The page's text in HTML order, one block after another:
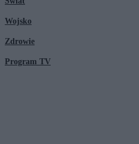
Wojsko
Zdrowie
Program TV